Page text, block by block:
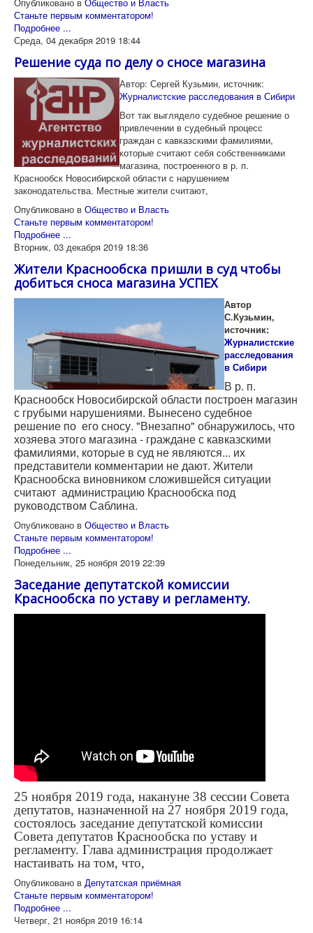
Станьте первым комментатором!
Подробнее ...
Среда, 04 декабря 2019 18:44
Решение суда по делу о сносе магазина
Автор: Сергей Кузьмин, источник:
Журналистские расследования в Сибири
Вот так выглядело судебное решение о
привлечении в судебный процесс
граждан с кавказскими фамилиями,
которые считают себя собственниками
магазина, построенного в р. п.
Краснообск Новосибирской области с нарушением
законодательства. Местные жители считают,
Опубликовано в Общество и Власть
Станьте первым комментатором!
Подробнее ...
Вторник, 03 декабря 2019 18:36
Жители Краснообска пришли в суд чтобы
добиться сноса магазина УСПЕХ
Автор
С.Кузьмин,
источник:
Журналистские
расследования
в Сибири
В р. п.
Краснообск Новосибирской области построен магазин
с грубыми нарушениями. Вынесено судебное
решение по его сносу. "Внезапно" обнаружилось, что
хозяева этого магазина - граждане с кавказскими
фамилиями, которые в суд не являются... их
представители комментарии не дают. Жители
Краснообска виновником сложившейся ситуации
считают администрацию Краснообска под
руководством Саблина.
Опубликовано в Общество и Власть
Станьте первым комментатором!
Подробнее ...
Понедельник, 25 ноября 2019 22:39
Заседание депутатской комиссии
Краснообска по уставу и регламенту.
25 ноября 2019 года, накануне 38 сессии Совета
депутатов, назначенной на 27 ноября 2019 года,
состоялось заседание депутатской комиссии
Совета депутатов Краснообска по уставу и
регламенту. Глава администрация продолжает
настаивать на том, что,
Опубликовано в Депутатская приёмная
Станьте первым комментатором!
Подробнее ...
Четверг, 21 ноября 2019 16:14